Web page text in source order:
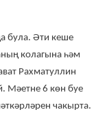
була. Әти кеше
колагына һәм
Рахматуллин
Мәетне 6 көн буе
чакырта.